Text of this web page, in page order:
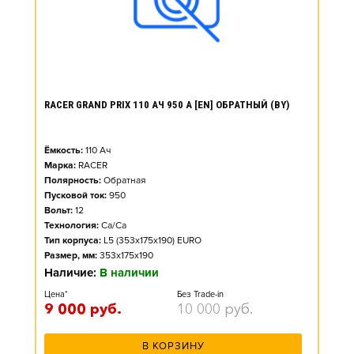
RACER GRAND PRIX 110 АЧ 950 А [EN] ОБРАТНЫЙ (BY)
Ёмкость: 110 Ач
Марка: RACER
Полярность: Обратная
Пусковой ток: 950
Вольт: 12
Технология: Ca/Ca
Тип корпуса: L5 (353x175x190) EURO
Размер, мм: 353x175x190
Наличие: В наличии
Цена*
9 000 руб.
Без Trade-in
10 000 руб.
В КОРЗИНУ